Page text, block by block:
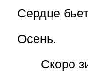
Сердце
Осень.
Скоро